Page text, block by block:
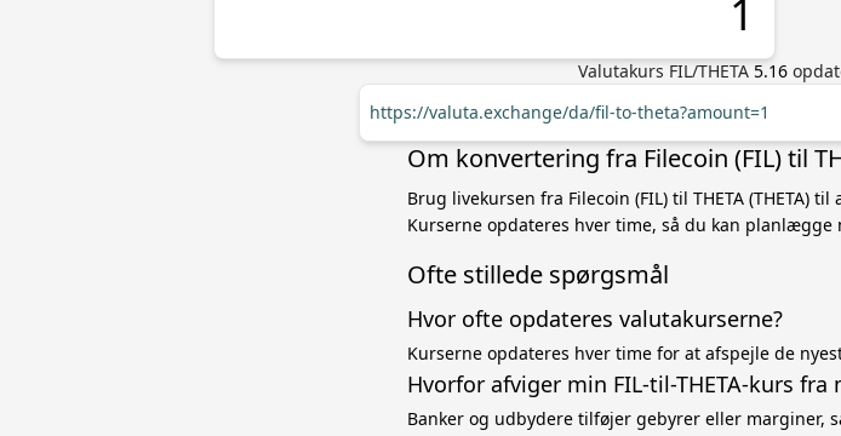
Valutakurs FIL/THETA 5.16
https://valuta.exchange/da/fil-to-theta?amount=1
Om konvertering fra Filecoin (FIL) til
Brug livekursen fra Filecoin (FIL) til THETA (THETA)
Kurserne opdateres hver time, så du kan planlægge
Ofte stillede spørgsmål
Hvor ofte opdateres valutakurserne?
Kurserne opdateres hver time for at afspejle de
Hvorfor afviger min FIL-til-THETA-kurs fra
Banker og udbydere tilføjer gebyrer eller marginer,